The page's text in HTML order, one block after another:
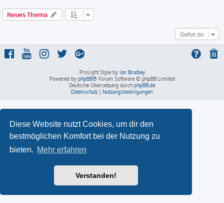
Diese Website nutzt Cookies, um dir den
bestmöglichen Komfort bei der Nutzung zu
bieten. Mehr erfahren
Verstanden!
Neues Thema
Gehe zu
ProLight Style by Ian Bradley
Powered by phpBB® Forum Software © phpBB Limited
Deutsche Übersetzung durch phpBB.de
Datenschutz | Nutzungsbedingungen